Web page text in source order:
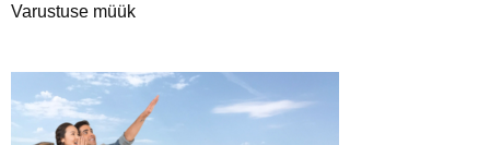
Varustuse müük